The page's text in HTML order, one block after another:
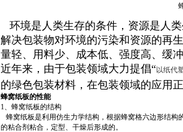
环境是人类生存的条件，资源是人
解决包装物对环境的污染和资源的再
量轻、用料少、成本低、强度高、缓
近年来，由于包装领域大力提倡“以纸代
的绿色包装材料，在包装领域的应用
蜂窝纸板的性能
1、蜂窝纸板的结构
蜂窝纸板是利用仿生力学结构，根据蜂窝格六边形结构
的粘合剂粘合，定型、干燥后形成的。